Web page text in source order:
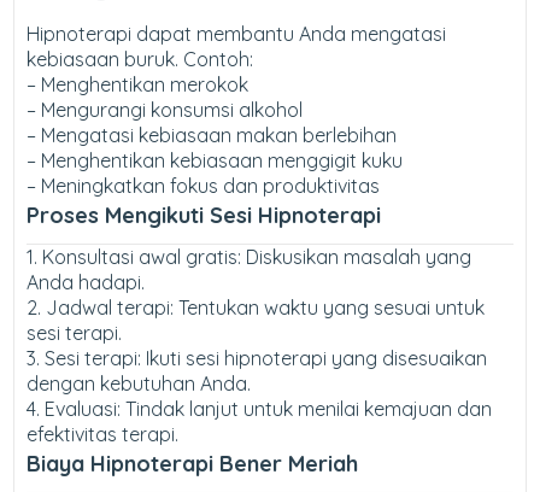
Hipnoterapi dapat membantu Anda mengatasi
kebiasaan buruk. Contoh:
– Menghentikan merokok
– Mengurangi konsumsi alkohol
– Mengatasi kebiasaan makan berlebihan
– Menghentikan kebiasaan menggigit kuku
– Meningkatkan fokus dan produktivitas
Proses Mengikuti Sesi Hipnoterapi
1. Konsultasi awal gratis: Diskusikan masalah yang
Anda hadapi.
2. Jadwal terapi: Tentukan waktu yang sesuai untuk
sesi terapi.
3. Sesi terapi: Ikuti sesi hipnoterapi yang disesuaikan
dengan kebutuhan Anda.
4. Evaluasi: Tindak lanjut untuk menilai kemajuan dan
efektivitas terapi.
Biaya Hipnoterapi Bener Meriah